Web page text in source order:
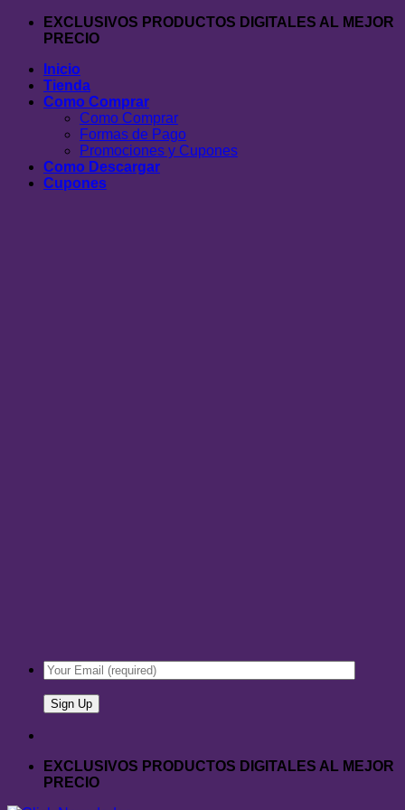
Saltar
EXCLUSIVOS PRODUCTOS DIGITALES AL MEJOR
PRECIO
Inicio
Tienda
Como Comprar
Como Comprar
Formas de Pago
Promociones y Cupones
Como Descargar
Cupones
EXCLUSIVOS PRODUCTOS DIGITALES AL MEJOR
PRECIO